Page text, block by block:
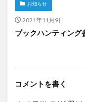
お知らせ
2021年11月9日
ブックハンティング
コメントを書く